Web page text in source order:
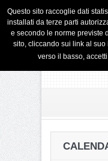
Questo sito raccoglie dati
installati da terze parti
e secondo le norme previste
sito, cliccando sui link al
verso il basso,